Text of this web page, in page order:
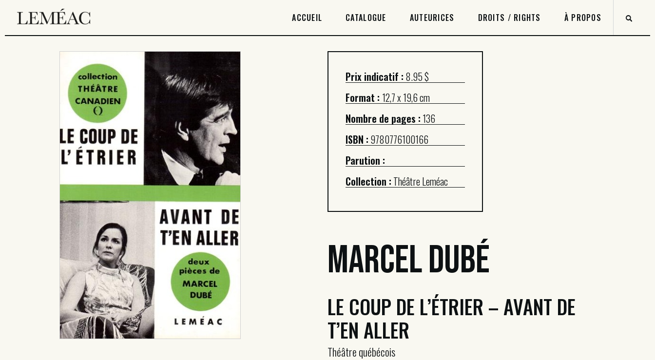
ACCUEIL CATALOGUE AUTEURICES DROITS / RIGHTS À PROPOS
CATALOGUE
AUTEURICES
DROITS / RIGHTS
À PROPOS
Prix indicatif : 8.95 $
Format : 12,7 x 19,6 cm
Nombre de pages : 136
ISBN : 9780776100166
Parution :
Collection : Théâtre Leméac
Marcel Dubé
LE COUP DE L’ÉTRIER – AVANT DE
T’EN ALLER
Théâtre québécois